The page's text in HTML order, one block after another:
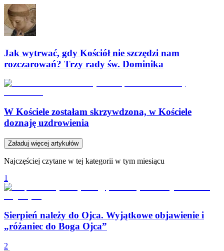
Jak wytrwać, gdy Kościół nie szczędzi nam
rozczarowań? Trzy rady św. Dominika
W Kościele zostałam skrzywdzona, w Kościele
doznaję uzdrowienia
Załaduj więcej artykułów
Najczęściej czytane w tej kategorii w tym miesiącu
1
Sierpień należy do Ojca. Wyjątkowe objawienie i
„różaniec do Boga Ojca”
2